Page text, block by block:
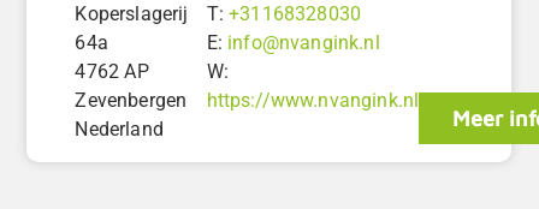
Koperslagerij
64a
4762 AP
Zevenbergen
Nederland
T:+31168328030
E: info@nvangink.nl
W:
https://www.nvangink.nl
Meer